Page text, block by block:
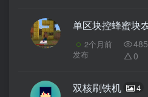
2个月前
发布
485
0
双核刷铁机 4